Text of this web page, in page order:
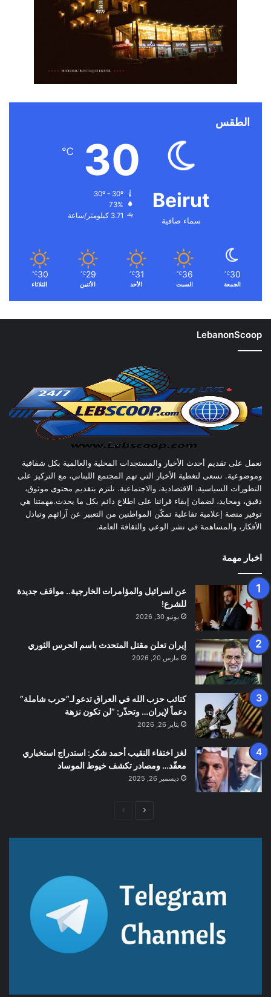
الطقس
Beirut
سماء صافية
30
℃
73%
3.71 كيلومتر/ساعة
30
℃
الجمعة
36
℃
السبت
31
℃
الأحد
29
℃
الأثنين
30
℃
الثلاثاء
LebanonScoop
نعمل على تقديم أحدث الأخبار والمستجدات المحلية والعالمية بكل شفافية
وموضوعية. نسعى لتغطية الأخبار التي تهم المجتمع اللبناني، مع التركيز على
التطورات السياسية، الاقتصادية، والاجتماعية. نلتزم بتقديم محتوى موثوق،
دقيق، ومحايد، لضمان إبقاء قرائنا على اطلاع دائم بكل ما يحدث.مهمتنا هي
توفير منصة إعلامية تفاعلية تمكّن المواطنين من التعبير عن آرائهم وتبادل
الأفكار، والمساهمة في نشر الوعي والثقافة العامة.
اخبار مهمة
عن اسرائيل والمؤامرات الخارجية.. مواقف جديدة
للشرع!
يونيو 30, 2026
إيران تعلن مقتل المتحدث باسم الحرس الثوري
مارس 20, 2026
كتائب حزب الله في العراق تدعو لـ”حرب شاملة”
دعماً لإيران… وتحذّر: “لن تكون نزهة
يناير 26, 2026
لغز اختفاء النقيب أحمد شكر: استدراج استخباري
معقّد… ومصادر تكشف خيوط الموساد
ديسمبر 26, 2025
الصفحة